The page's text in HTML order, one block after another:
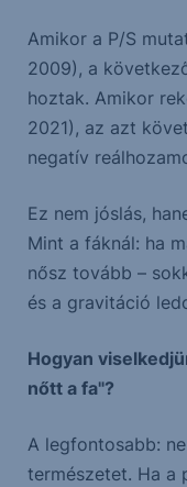
Amikor a P/S
2009), a
hoztak. Amikor
2021), az azt
negatív
Ez nem jóslás,
Mint a fáknál: ha
nősz tovább –
és a gravitáció
Hogyan
nőtt a fa"?
A legfontosabb:
természetet. Ha a